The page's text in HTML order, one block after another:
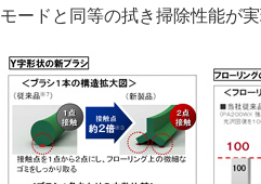
モードと同等の拭き掃除性能が実